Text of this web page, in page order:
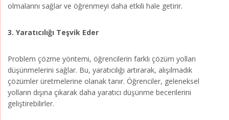
olmalarını sağlar ve öğrenmeyi daha etkili hale getirir.
3. Yaratıcılığı Teşvik Eder
Problem çözme yöntemi, öğrencilerin farklı çözüm yolları
düşünmelerini sağlar. Bu, yaratıcılığı artırarak, alışılmadık
çözümler üretmelerine olanak tanır. Öğrenciler, geleneksel
yolların dışına çıkarak daha yaratıcı düşünme becerilerini
geliştirebilirler.